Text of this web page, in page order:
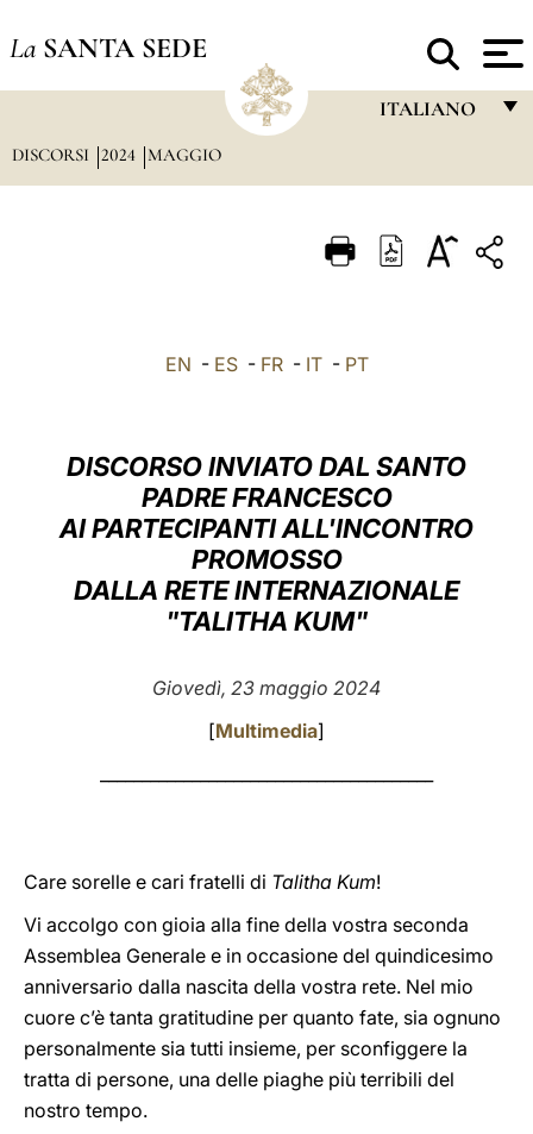
La SANTA SEDE
ITALIANO
ITALIANO
العربيّة
中文
DISCORSI 2024 MAGGIO
EN - ES- FR- IT- PT
DISCORSO INVIATO DAL SANTO
PADRE FRANCESCO
AI PARTECIPANTI ALL'INCONTRO
PROMOSSO
DALLA RETE INTERNAZIONALE
"TALITHA KUM"
Giovedì, 23 maggio 2024
[Multimedia]
Care sorelle e cari fratelli di Talitha Kum!
Vi accolgo con gioia alla fine della vostra seconda
Assemblea Generale e in occasione del quindicesimo
anniversario dalla nascita della vostra rete. Nel mio
cuore c’è tanta gratitudine per quanto fate, sia ognuno
personalmente sia tutti insieme, per sconfiggere la
tratta di persone, una delle piaghe più terribili del
nostro tempo.